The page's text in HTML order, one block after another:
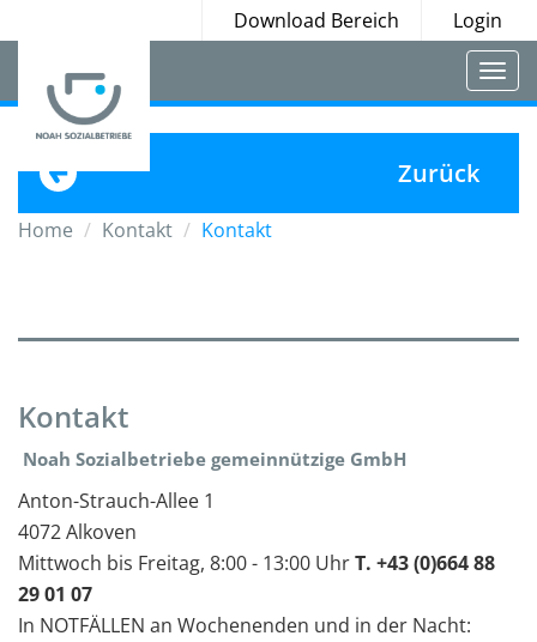
Download Bereich Login
Zurück
Home Kontakt Kontakt
Kontakt
Noah Sozialbetriebe gemeinnützige GmbH
Anton-Strauch-Allee 1
4072 Alkoven
Mittwoch bis Freitag, 8:00 - 13:00 UhrT. +43 (0)664 88
29 01 07
In NOTFÄLLEN an Wochenenden und in der Nacht: